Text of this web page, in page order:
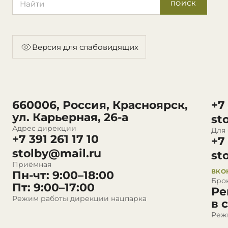
ПОИСК
Версия для слабовидящих
660006, Россия, Красноярск,
ул. Карьерная, 26-а
Адрес дирекции
+7 391 261 17 10
stolby@mail.ru
Приёмная
Пн-чт: 9:00–18:00
Пт: 9:00–17:00
Режим работы дирекции нацпарка
Для
+7
в